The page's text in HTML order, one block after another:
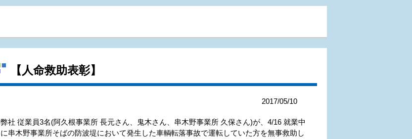
【人命救助表彰】
2017/05/10
弊社 従業員3名(阿久根事業所 長元さん、鬼木さん、串木野事業所 久保さん)が、4/16 就業中
に串木野事業所そばの防波堤において発生した車輌転落事故で運転していた方を無事救助し